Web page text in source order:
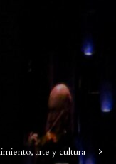
arte y cultura